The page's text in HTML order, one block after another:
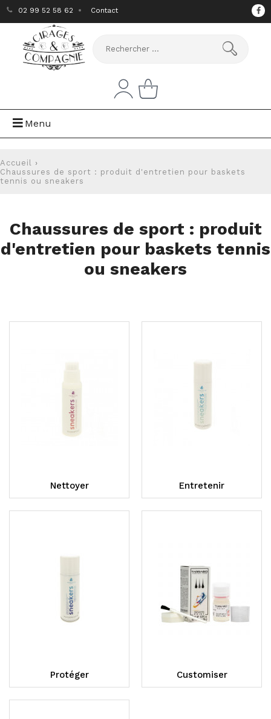
02 99 52 58 62 Contact
Menu
Accueil ›
Chaussures de sport : produit d'entretien pour baskets
tennis ou sneakers
Chaussures de sport : produit
d'entretien pour baskets tennis
ou sneakers
Nettoyer Entretenir
Protéger Customiser